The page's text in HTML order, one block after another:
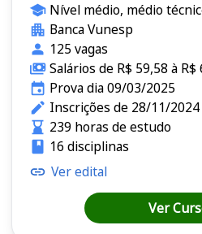
Nível médio, médio
Banca Vunesp
125 vagas
Salários de R$ 59,58 à R$
Prova dia 09/03/2025
Inscrições de 28/11/
239 horas de estudo
16 disciplinas
Ver edital
Ver